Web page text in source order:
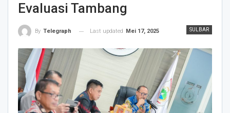
Evaluasi Tambang
SULBAR
By Telegraph Last updated Mei 17, 2025